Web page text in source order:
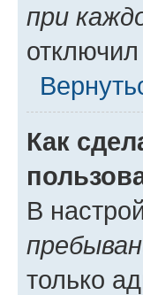
при
Как
В
только